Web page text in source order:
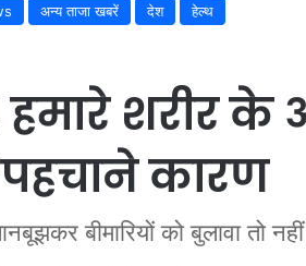
अन्य ताजा खबरें देश हेल्थ
हमारे शरीर
कारण
बीमारियों को बुलावा तो